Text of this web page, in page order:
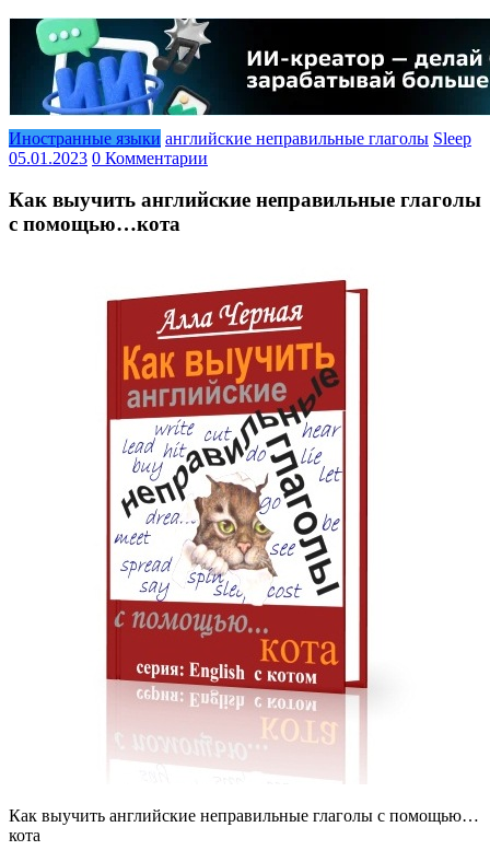
Иностранные языки английские неправильные глаголы Sleep
05.01.2023 0 Комментарии
Как выучить английские неправильные глаголы
с помощью…кота
Как выучить английские неправильные глаголы с помощью…
кота